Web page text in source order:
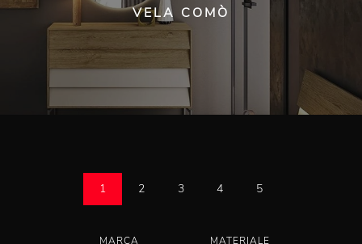
VELA COMÒ
1 2 3 4 5
MARCA MATERIALE